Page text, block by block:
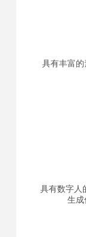
具有丰富
具有数字人
生成